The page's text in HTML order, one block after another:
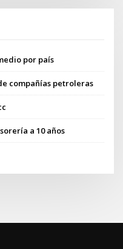
por país
compañías petroleras
a 10 años